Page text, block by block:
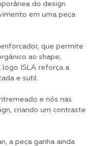
do design
em uma peça
que permite
ao shape,
logo ISLA reforça a
e sutil.
e nós nas
criando um contraste
a peça ganha ainda